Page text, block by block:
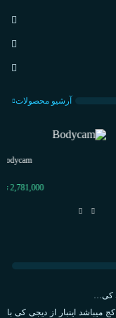
آرشیو محصولات
Bodycam
2,781,000
اینبار از دیجی کی با